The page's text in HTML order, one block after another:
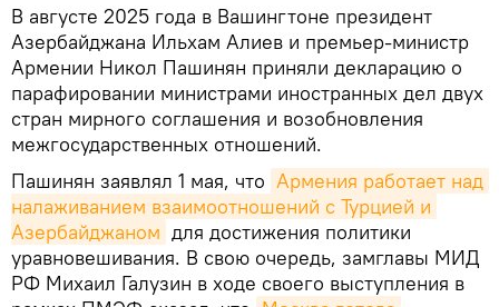
В августе 2025 года в Вашингтоне президент
Азербайджана Ильхам Алиев и премьер-министр
Армении Никол Пашинян приняли декларацию о
парафировании министрами иностранных дел двух
стран мирного соглашения и возобновления
межгосударственных отношений.
Пашинян заявлял 1 мая, что Армения работает над
налаживанием взаимоотношений с Турцией и
Азербайджаном для достижения политики
уравновешивания. В свою очередь, замглавы МИД
РФ Михаил Галузин в ходе своего выступления в